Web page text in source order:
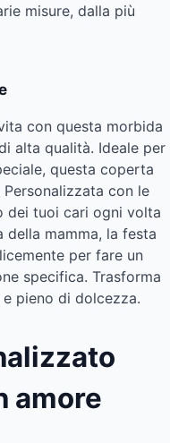
misure, dalla più
con questa morbida
alta qualità. Ideale per
questa coperta
con le
dei tuoi cari ogni volta
mamma, la festa
per fare un
specifica. Trasforma
pieno di dolcezza.
amore